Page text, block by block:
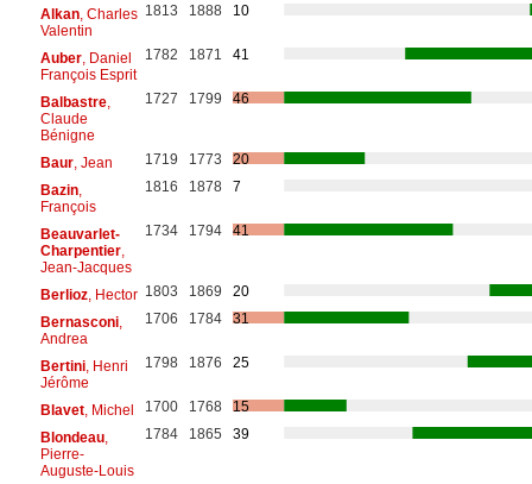
Alkan, Charles
Valentin
1813 1888 10
Auber, Daniel
François Esprit
1782 1871 41
Balbastre,
Claude
Bénigne
1727 1799 46
Baur, Jean 1719 1773
20
Bazin,
François
1816 1878 7
Beauvarlet-
Charpentier,
Jean-Jacques
1734 1794 41
Berlioz, Hector 1803 1869
20
Bernasconi,
Andrea
1706 1784 31
Bertini, Henri
Jérôme
1798 1876 25
Blavet, Michel 1700 1768
15
Blondeau,
Pierre-
Auguste-Louis
1784 1865 39